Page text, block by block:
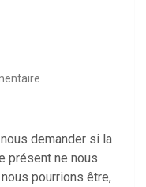
demander si la
présent ne nous
pourrions être,